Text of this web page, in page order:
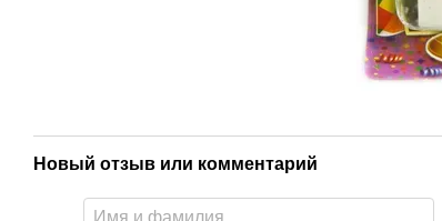
Новый отзыв или комментарий